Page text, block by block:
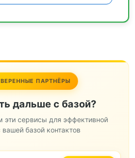
ПАРТНЁРЫ
дальше с базой?
сервисы для эффективной
базой контактов